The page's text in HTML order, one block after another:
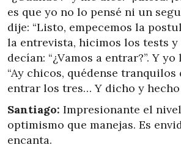
es que yo no lo pensé ni un
dije: “Listo, empecemos la
la entrevista, hicimos los tests y
decían: “¿Vamos a entrar?”. Y
“Ay chicos, quédense tranquilos
entrar los tres… Y dicho y hecho
Santiago: Impresionante el
optimismo que manejas. Es
encanta.